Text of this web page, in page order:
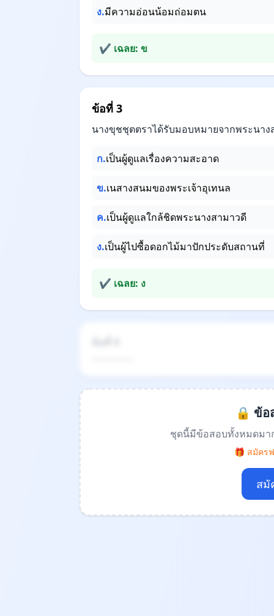
ง.มีความอ่อนน้อมถ่อมตน
✔ เฉลย: ข
ข้อที่ 3
นางขุชชุตตราได้รับมอบหมายจากพระนา
ก.เป็นผู้ดูแลเรื่องความสะอาด
ข.เนสางสนมของพระเจ้าอุเทนล
ค.เป็นผู้ดูแลใกล้ชิดพระนางสามาวดี
ง.เป็นผู้ไปซื้อดอกไม้มาปักประดับสถานที่
✔ เฉลย: ง
🔒 ข้อ
ชุดนี้มีข้อสอบทั้งหมดมา
🎁 สมัคร
สมั